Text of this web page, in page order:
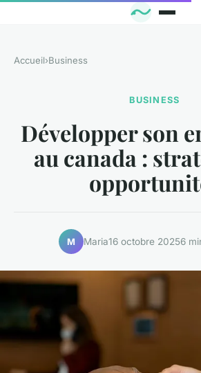
Accueil›Business
BUSINESS
Développer son
au canada :
M Maria16 octobre 20256